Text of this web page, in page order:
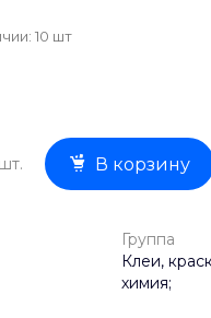
10 шт
шт. В корзину
Группа
Клеи,
химия;